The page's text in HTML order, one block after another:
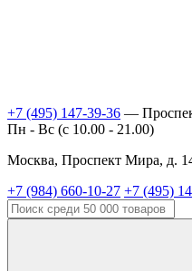
+7 (495) 147-39-36 —
Пн - Вс (c 10.00 - 21.00)
Москва, Проспект Мира, д.
+7 (984) 660-10-27 +7 (495)